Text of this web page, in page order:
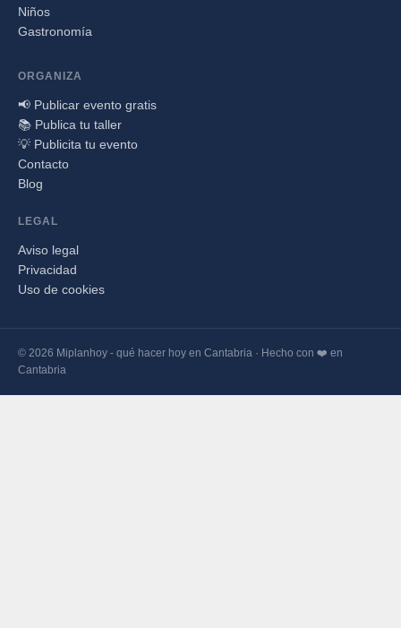
Niños
Gastronomía
ORGANIZA
📢 Publicar evento gratis
📚 Publica tu taller
💡 Publicita tu evento
Contacto
Blog
LEGAL
Aviso legal
Privacidad
Uso de cookies
© 2026 Miplanhoy - qué hacer hoy en Cantabria · Hecho con ❤️ en
Cantabria